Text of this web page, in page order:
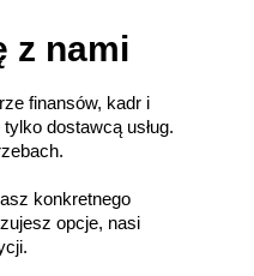
z nami
finansów, kadr i
dostawcą usług.
konkretnego
opcje, nasi